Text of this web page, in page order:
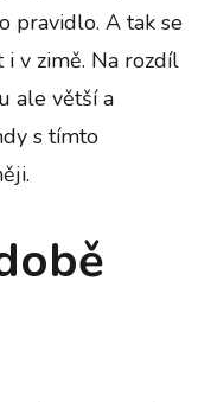
pravidlo. A tak se
i v zimě. Na rozdíl
ale větší a
s tímto